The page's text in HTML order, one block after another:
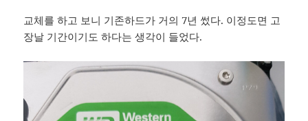
교체를 하고 보니 기존하드가 거의 7년 썼다. 이정도면 고
장날 기간이기도 하다는 생각이 들었다.